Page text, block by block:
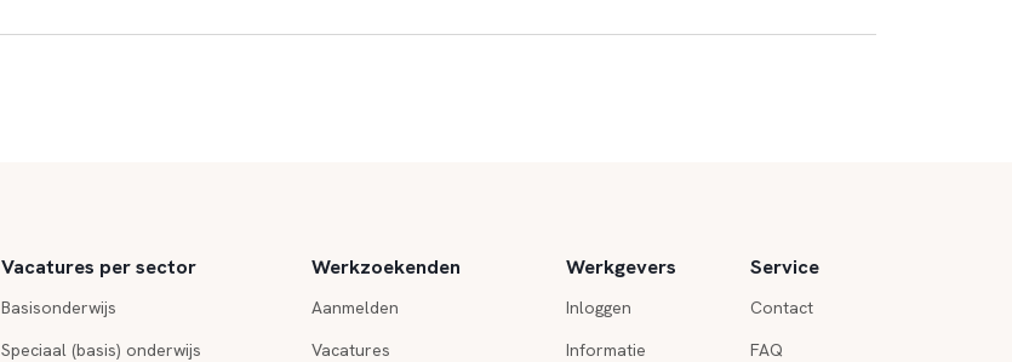
Vacatures per sector
Basisonderwijs
Speciaal (basis) onderwijs
Werkzoekenden
Aanmelden
Vacatures
Werkgevers
Inloggen
Informatie
Service
Contact
FAQ